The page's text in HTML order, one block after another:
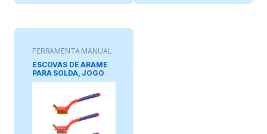
FERRAMENTA MANUAL
ESCOVAS DE ARAME
PARA SOLDA, JOGO
DE 3 PEÇAS